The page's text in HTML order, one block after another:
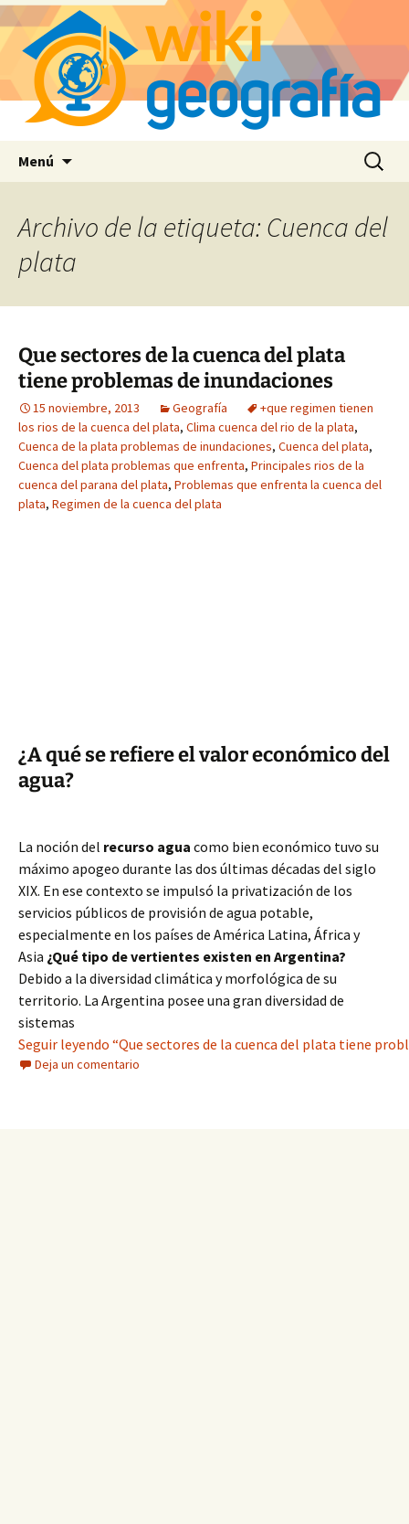
Menú Buscar:
Archivo de la etiqueta: Cuenca del
plata
Que sectores de la cuenca del plata
tiene problemas de inundaciones
15 noviembre, 2013 Geografía
+que regimen tienen
los rios de la cuenca del plata, Clima cuenca del rio de la plata,
Cuenca de la plata problemas de inundaciones, Cuenca del plata,
Cuenca del plata problemas que enfrenta, Principales rios de la
cuenca del parana del plata, Problemas que enfrenta la cuenca del
plata, Regimen de la cuenca del plata
¿A qué se refiere el valor económico del
agua?
La noción del recurso agua como bien económico tuvo su
máximo apogeo durante las dos últimas décadas del siglo
XIX. En ese contexto se impulsó la privatización de los
servicios públicos de provisión de agua potable,
especialmente en los países de América Latina, África y
Asia ¿Qué tipo de vertientes existen en Argentina?
Debido a la diversidad climática y morfológica de su
territorio. La Argentina posee una gran diversidad de
sistemas
Seguir leyendo “Que sectores de la cuenca del plata tiene
Deja un comentario